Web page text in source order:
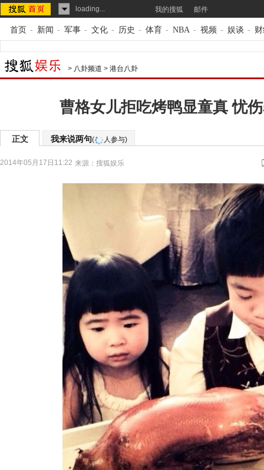
loading... 我的搜狐 邮件
首页 - 新闻 - 军事 - 文化 - 历史 - 体育 - NBA - 视频 - 娱谈 -
> 八卦频道 > 港台八卦
曹格女儿拒吃烤鸭显童真 忧
正文 我来说两句( 人参与)
2014年05月17日11:22 来源： 搜狐娱乐